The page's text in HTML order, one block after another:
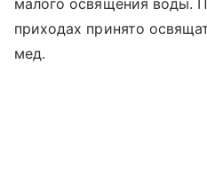
малого освящения воды.
приходах принято
мед.